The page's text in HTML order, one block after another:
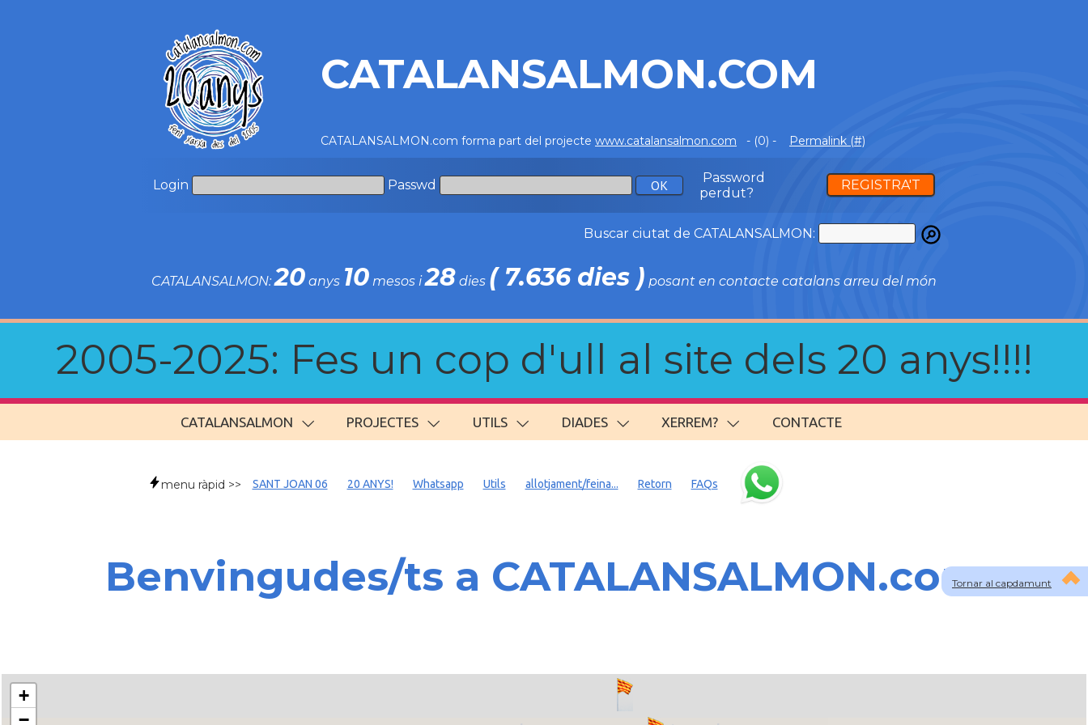
CATALANSALMON.COM
CATALANSALMON.com forma part del projecte www.catalansalmon.com - (0) - Permalink (#)
Login Passwd
Password
perdut?
REGISTRA'T
Buscar ciutat de CATALANSALMON:
CATALANSALMON:20 anys 10 mesos i28 dies ( 7.636 dies ) posant en contacte catalans arreu del món
2005-2025: Fes un cop d'ull al site dels 20 anys!!!!
CATALANSALMON PROJECTES UTILS DIADES XERREM? CONTACTE
Tornar al capdamunt
menu ràpid >> SANT JOAN 06 20 ANYS! Whatsapp Utils allotjament/feina... Retorn FAQs
Benvingudes/ts a CATALANSALMON.com
+
−